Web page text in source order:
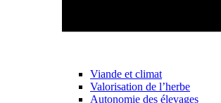
Viande et climat
Valorisation de l’herbe
Autonomie des élevages